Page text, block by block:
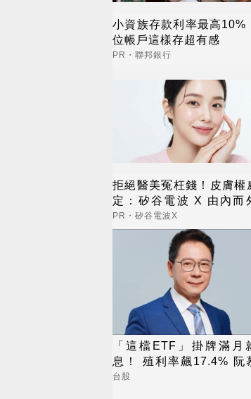
小資族存款利率最高10%
位帳戶這樣存超有感
PR・聯邦銀行
拒絕醫美冤枉錢！皮膚權
定：矽谷電波 X 由內而
出逆齡好膚質
PR・矽谷電波X
「這檔ETF」掛牌滿月
息！ 殖利率飆17.4% 阮
揭背後2大關鍵
台股